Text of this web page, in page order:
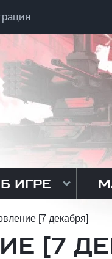
ИГРЕ
[7 декабря]
[7